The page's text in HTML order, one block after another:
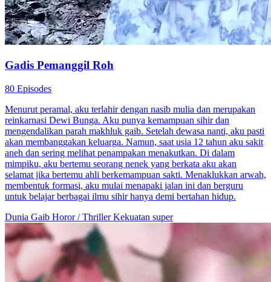
Gadis Pemanggil Roh
80 Episodes
Menurut peramal, aku terlahir dengan nasib mulia dan merupakan
reinkarnasi Dewi Bunga. Aku punya kemampuan sihir dan
mengendalikan parah makhluk gaib. Setelah dewasa nanti, aku pasti
akan membanggakan keluarga. Namun, saat usia 12 tahun aku sakit
aneh dan sering melihat penampakan menakutkan. Di dalam
mimpiku, aku bertemu seorang nenek yang berkata aku akan
selamat jika bertemu ahli berkemampuan sakti. Menaklukkan arwah,
membentuk formasi, aku mulai menapaki jalan ini dan berguru
untuk belajar berbagai ilmu sihir hanya demi bertahan hidup.
Dunia Gaib Horor / ThrillerKekuatan super